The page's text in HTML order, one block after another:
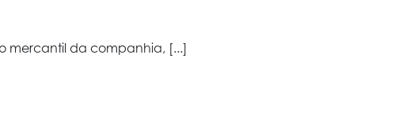
mercantil da companhia, [...]